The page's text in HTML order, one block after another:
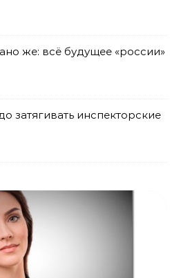
же: всё будущее «россии»
затягивать инспекторские